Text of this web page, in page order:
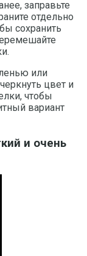
заправьте
отдельно
сохранить
или
цвет и
чтобы
вариант
и очень